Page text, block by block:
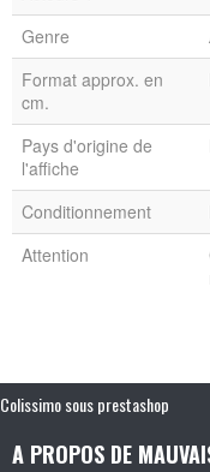
Genre
Format approx. en
cm.
Pays d'origine de
l'affiche
Conditionnement
Attention
Colissimo sous prestashop
A PROPOS DE